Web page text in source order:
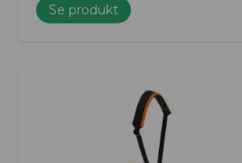
Se produkt